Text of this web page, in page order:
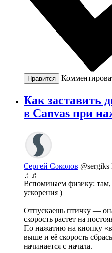
Нравится
Как заставить
в Canvas при
Сергей Соколов @sergiks
♬♬
Вспоминаем физику: там,
ускорения )
Отпускаешь птичку —
скорость растёт на
По нажатию на кнопку
выше и её скорость
начинается с начала.